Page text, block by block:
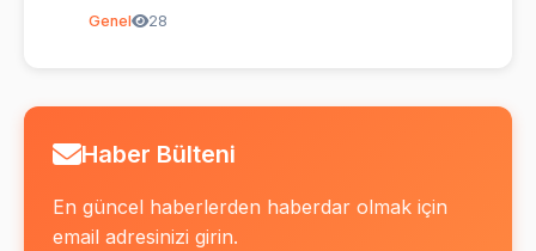
Genel 28
Haber Bülteni
En güncel haberlerden haberdar olmak için
email adresinizi girin.